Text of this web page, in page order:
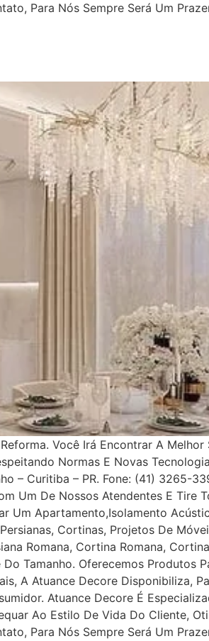
Para Nós Sempre Será Um
Você Irá Encontrar A Melhor
Normas E Novas
– Curitiba – PR. Fone: (41) 3265-
Um De Nossos Atendentes E Tire
Um Apartamento,Isolamento
Cortinas, Projetos De
Romana, Cortina Romana,
Tamanho. Oferecemos Produtos
A Atuance Decore Disponibiliza,
Atuance Decore É
Ao Estilo De Vida Do Cliente,
Para Nós Sempre Será Um